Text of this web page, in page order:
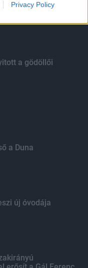
Privacy Policy
vártunk: szombattól
a gödöllői
a Duna
új óvodája